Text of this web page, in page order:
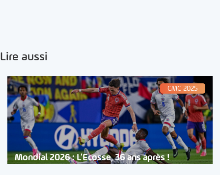
Lire aussi
CMC 2025
Mondial 2026 : L’Ecosse, 36 ans après !